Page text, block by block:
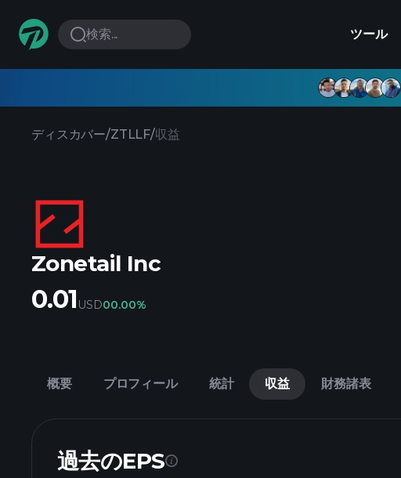
検索... ツール
ディスカバー/ZTLLF/収益
Zonetail Inc
0.01 USD00.00%
概要 プロフィール 統計 収益 財務諸表
過去のEPS